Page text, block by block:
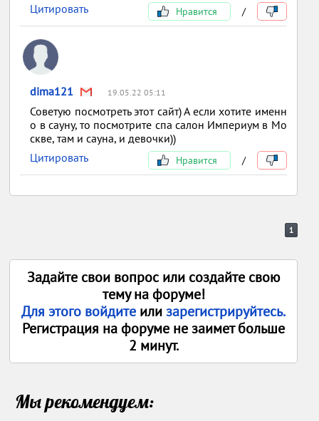
Цитировать
Нравится /
dima121 19.05.22 05:11
Советую посмотреть этот сайт) А если хотите именн
о в сауну, то посмотрите спа салон Империум в Мо
скве, там и сауна, и девочки))
Цитировать
Нравится /
1
Задайте свои вопрос или создайте свою
тему на форуме!
Для этого войдите илизарегистрируйтесь.
Регистрация на форуме не заимет больше
2 минут.
Мы рекомендуем: